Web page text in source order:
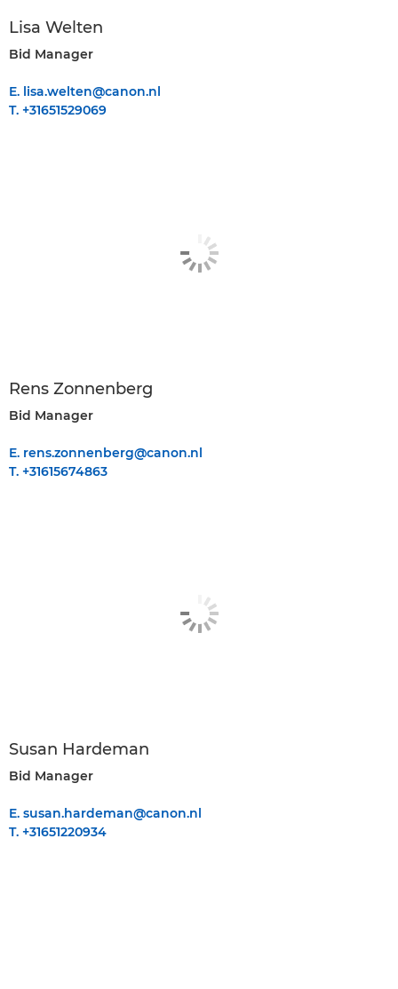
Lisa Welten
Bid Manager
E. lisa.welten@canon.nl
T. +31651529069
Rens Zonnenberg
Bid Manager
E. rens.zonnenberg@canon.nl
T. +31615674863
Susan Hardeman
Bid Manager
E. susan.hardeman@canon.nl
T. +31651220934